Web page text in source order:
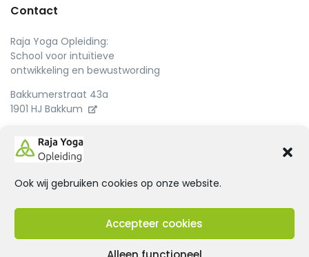
Ook wij gebruiken cookies op onze website.
Accepteer cookies
Contact
Raja Yoga Opleiding:
School voor intuïtieve
ontwikkeling en bewustwording
Bakkumerstraat 43a
1901 HJ Bakkum